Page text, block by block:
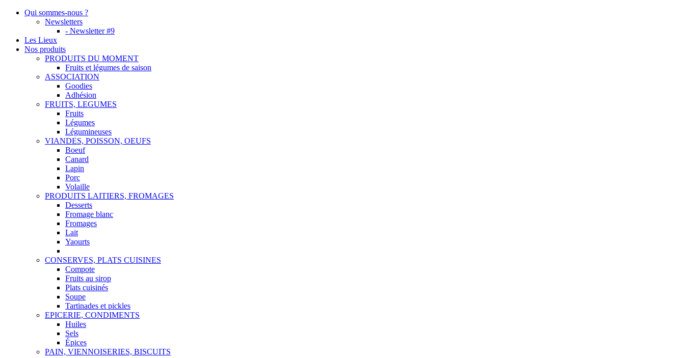
Qui sommes-nous ?
Newsletters
- Newsletter #9
Les Lieux
Nos produits
PRODUITS DU MOMENT
Fruits et légumes de saison
ASSOCIATION
Goodies
Adhésion
FRUITS, LEGUMES
Fruits
Légumes
Légumineuses
VIANDES, POISSON, OEUFS
Boeuf
Canard
Lapin
Porc
Volaille
PRODUITS LAITIERS, FROMAGES
Desserts
Fromage blanc
Fromages
Lait
Yaourts
CONSERVES, PLATS CUISINES
Compote
Fruits au sirop
Plats cuisinés
Soupe
Tartinades et pickles
EPICERIE, CONDIMENTS
Huiles
Sels
Épices
PAIN, VIENNOISERIES, BISCUITS